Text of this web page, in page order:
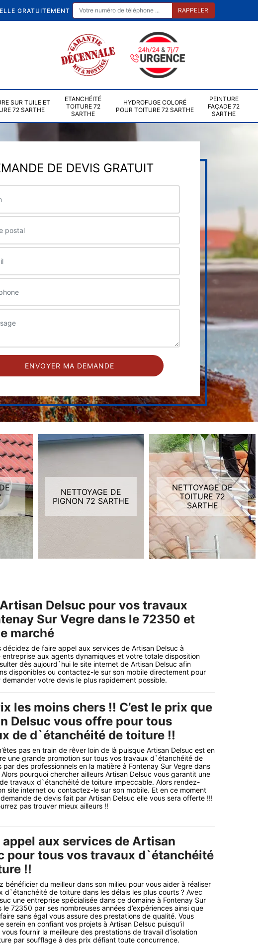
GRATUITEMENT
SUR TUILE ET
72 SARTHE
ETANCHÉITÉ
TOITURE 72
SARTHE
HYDROFUGE COLORÉ
POUR TOITURE 72 SARTHE
PEINTURE
FAÇADE 72
SARTHE
DE DEVIS GRATUIT
NETTOYAGE DE
PIGNON 72 SARTHE
NETTOYAGE DE
TOITURE 72
SARTHE
Delsuc pour vos travaux
Sur Vegre dans le 72350 et
marché
de faire appel aux services de Artisan Delsuc à
aux agents dynamiques et votre totale disposition
dès aujourd`hui le site internet de Artisan Delsuc afin
disponibles ou contactez-le sur son mobile directement pour
votre devis le plus rapidement possible.
les moins chers !! C’est le prix que
Delsuc vous offre pour tous
de d`étanchéité de toiture !!
pas en train de rêver loin de là puisque Artisan Delsuc est en
une grande promotion sur tous vos travaux d`étanchéité de
par des professionnels en la matière à Fontenay Sur Vegre dans
pourquoi chercher ailleurs Artisan Delsuc vous garantit une
travaux d`étanchéité de toiture impeccable. Alors rendez-
site internet ou contactez-le sur son mobile. Et en ce moment
de devis fait par Artisan Delsuc elle vous sera offerte !!!
pas trouver mieux ailleurs !!
appel aux services de Artisan
pour tous vos travaux d`étanchéité
!!
bénéficier du meilleur dans son milieu pour vous aider à réaliser
d`étanchéité de toiture dans les délais les plus courts ? Avec
une entreprise spécialisée dans ce domaine à Fontenay Sur
le 72350 par ses nombreuses années d’expériences ainsi que
sans égal vous assure des prestations de qualité. Vous
serein en confiant vos projets à Artisan Delsuc puisqu’il
vous fournir la meilleure des prestations de travail d’isolation
par soufflage à des prix défiant toute concurrence.